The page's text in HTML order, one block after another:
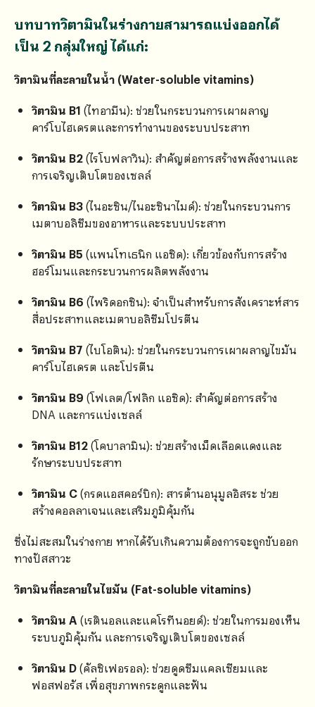
บทบาทวิตามินในร่างกายสามารถแบ่งออกได้
เป็น 2 กลุ่มใหญ่ ได้แก่:
วิตามินที่ละลายในน้ำ (Water-soluble vitamins)
วิตามิน B1 (ไทอามีน): ช่วยในกระบวนการเผาผลาญ
คาร์โบไฮเดรตและการทำงานของระบบประสาท
วิตามิน B2(ไรโบฟลาวิน): สำคัญต่อการสร้างพลังงานและ
การเจริญเติบโตของเซลล์
วิตามิน B3(ไนอะซิน/ไนอะซินาไมด์): ช่วยในกระบวนการ
เมตาบอลิซึมของอาหารและระบบประสาท
วิตามิน B5 (แพนโทเธนิก แอซิด): เกี่ยวข้องกับการสร้าง
ฮอร์โมนและกระบวนการผลิตพลังงาน
วิตามิน B6 (ไพริดอกซิน): จำเป็นสำหรับการสังเคราะห์สาร
สื่อประสาทและเมตาบอลิซึมโปรตีน
วิตามิน B7 (ไบโอติน): ช่วยในกระบวนการเผาผลาญไขมัน
คาร์โบไฮเดรต และโปรตีน
วิตามิน B9 (โฟเลต/โฟลิก แอซิด): สำคัญต่อการสร้าง
DNA และการแบ่งเซลล์
วิตามิน B12(โคบาลามิน): ช่วยสร้างเม็ดเลือดแดงและ
รักษาระบบประสาท
วิตามิน C(กรดแอสคอร์บิก): สารต้านอนุมูลอิสระ ช่วย
สร้างคอลลาเจนและเสริมภูมิคุ้มกัน
ซึ่งไม่สะสมในร่างกาย หากได้รับเกินความต้องการจะถูกขับออก
ทางปัสสาวะ
วิตามินที่ละลายในไขมัน (Fat-soluble vitamins)
วิตามิน A (เรตินอลและแคโรทีนอยด์): ช่วยในการมองเห็น
ระบบภูมิคุ้มกัน และการเจริญเติบโตของเซลล์
วิตามิน D(คัลซิเฟอรอล): ช่วยดูดซึมแคลเซียมและ
ฟอสฟอรัส เพื่อสุขภาพกระดูกและฟัน